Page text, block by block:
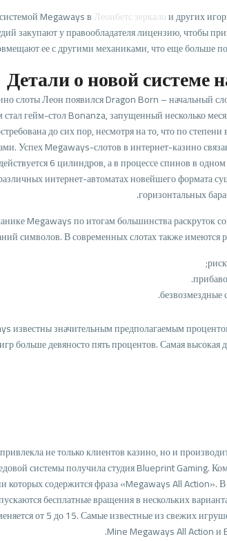
Megaways вЛеонбетс зеркалои других
закупают у правообладателя лицензию, чтобы
ее с другими механиками, что еще больше
Детали о новой системе
слоты Леон появился Dragon Born – начальный
гейм-стол Bonanza, запущенный несколько
до сих пор, несмотря на то, что по
Успех Megaways-слотов в интернет-казино
6 цилиндров, а в процессе спинов в
интернет-автоматах новейшего формата
горизонтальных
Megaways по итогам большинства раскруток
символов. В современных слотах также имеются
известны значительным предполагаемым
игр больше девяносто пять процентов. Самая высокая
не только клиентов казино, но и
системы получила студия Blueprint Gaming.
содержится фраза «Megaways All Action».
бесплатные вращения в нескольких
от 5 до 15. Самые известные из свежих
Mine Megaways All Action и